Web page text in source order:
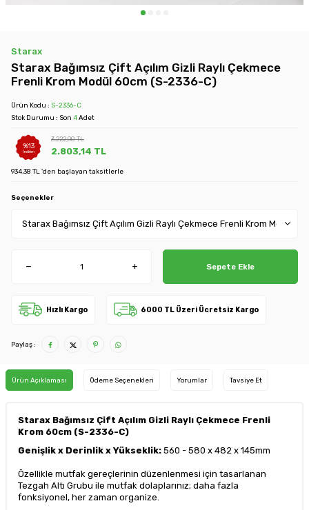
Starax
Starax Bağımsız Çift Açılım Gizli Raylı Çekmece
Frenli Krom Modül 60cm (S-2336-C)
Ürün Kodu : S-2336-C
Stok Durumu : Son 4Adet
%13
İndirim
3.222,00TL
2.803,14 TL
934.38 TL 'den başlayan taksitlerle
Seçenekler
Sepete Ekle
Hızlı Kargo 6000 TL Üzeri Ücretsiz Kargo
Paylaş :
Ürün Açıklaması Ödeme Seçenekleri Yorumlar Tavsiye Et
Starax Bağımsız Çift Açılım Gizli Raylı Çekmece Frenli
Krom 60cm (S-2336-C)
Genişlik x Derinlik x Yükseklik: 560 - 580 x 482 x 145mm
Özellikle mutfak gereçlerinin düzenlenmesi için tasarlanan
Tezgah Altı Grubu ile mutfak dolaplarınız; daha fazla
fonksiyonel, her zaman organize.